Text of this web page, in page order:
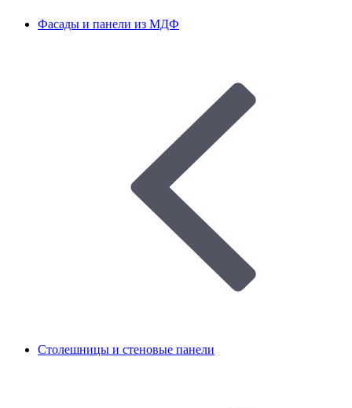
Фасады и панели из МДФ
Столешницы и стеновые панели